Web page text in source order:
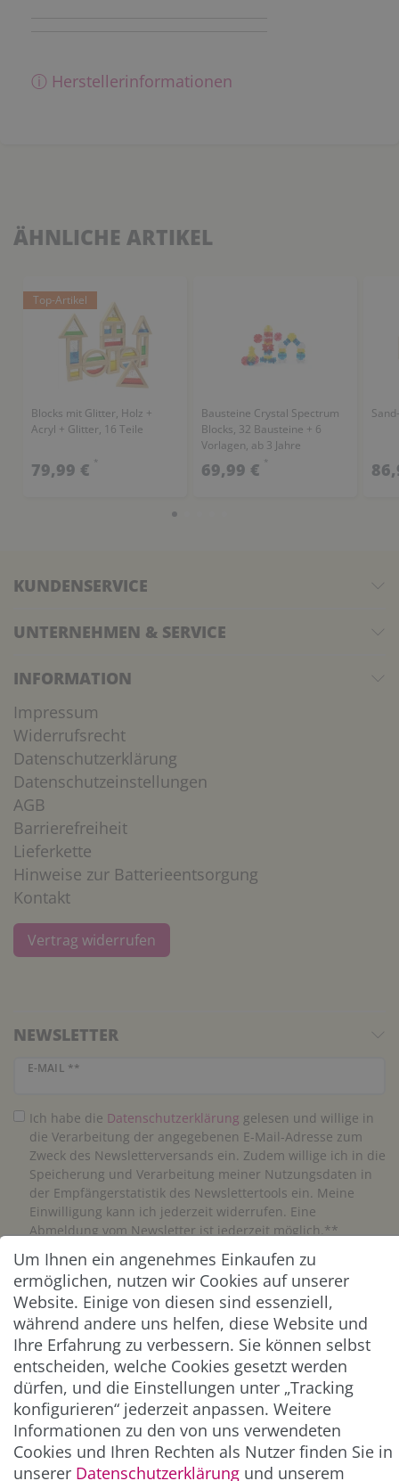
ⓘ Herstellerinformationen
ÄHNLICHE ARTIKEL
Top-Artikel
Blocks mit Glitter, Holz +
Acryl + Glitter, 16 Teile
79,99 € *
Bausteine Crystal Spectrum
Blocks, 32 Bausteine + 6
Vorlagen, ab 3 Jahre
69,99 € *
KUNDENSERVICE
UNTERNEHMEN & SERVICE
INFORMATION
Impressum
Widerrufsrecht
Datenschutzerklärung
Datenschutzeinstellungen
AGB
Barrierefreiheit
Lieferkette
Hinweise zur Batterieentsorgung
Kontakt
Vertrag widerrufen
NEWSLETTER
E-MAIL **
Newsletter Honig
Ich habe die Daten­schutz­erklärung gelesen und willige in
die Verarbeitung der angegebenen E-Mail-Adresse zum
Zweck des Newsletterversands ein. Zudem willige ich in die
Speicherung und Verarbeitung meiner Nutzungsdaten in
der Empfängerstatistik des Newslettertools ein. Meine
Einwilligung kann ich jederzeit widerrufen. Eine
Abmeldung vom Newsletter ist jederzeit möglich.**
Abonnieren
** Hierbei handelt es sich um ein Pflichtfeld.
ZAHLUNG & VERSAND
Um Ihnen ein angenehmes Einkaufen zu
ermöglichen, nutzen wir Cookies auf unserer
Website. Einige von diesen sind essenziell,
während andere uns helfen, diese Website und
Ihre Erfahrung zu verbessern. Sie können selbst
entscheiden, welche Cookies gesetzt werden
dürfen, und die Einstellungen unter „Tracking
konfigurieren“ jederzeit anpassen. Weitere
Informationen zu den von uns verwendeten
Cookies und Ihren Rechten als Nutzer finden Sie in
unserer Daten­schutz­erklärung und unserem